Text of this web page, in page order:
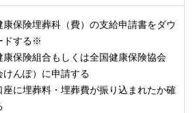
康保険埋葬科（費）の支給申請書をダウ
ドする※
康保険組合もしくは全国健康保険協会
けんぽ）に申請する
座に埋葬料・埋葬費が振り込まれたか確